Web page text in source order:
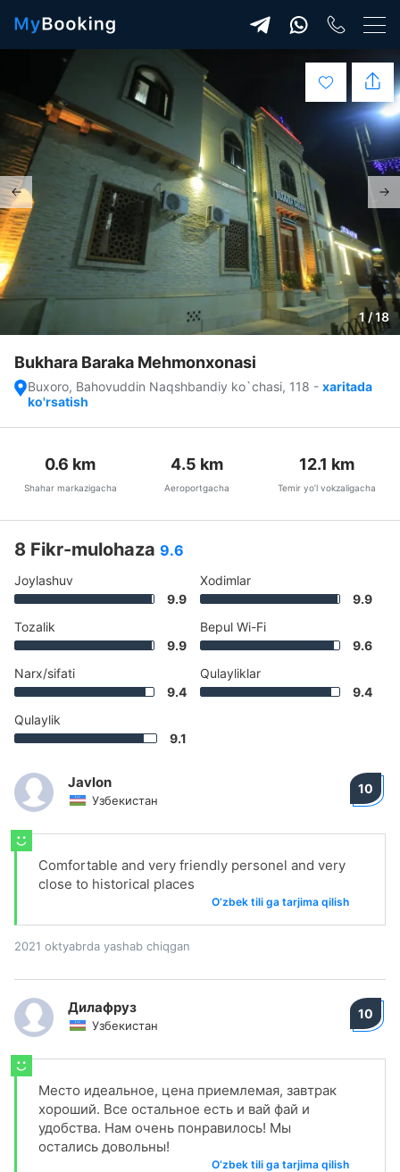
1 / 18
Bukhara Baraka Mehmonxonasi
Buxoro, Bahovuddin Naqshbandiy ko`chasi, 118 - xaritada
ko'rsatish
0.6 km
Shahar markazigacha
4.5 km
Aeroportgacha
12.1 km
Temir yo’l vokzaligacha
8 Fikr-mulohaza 9.6
Joylashuv
9.9
Tozalik
9.9
Narx/sifati
9.4
Qulaylik
9.1
Xodimlar
9.9
Bepul Wi-Fi
9.6
Qulayliklar
9.4
Javlon
Узбекистан
10
Comfortable and very friendly personel and very
close to historical places
O‘zbek tili ga tarjima qilish
2021 oktyabrda yashab chiqgan
Дилафруз
Узбекистан
10
Место идеальное, цена приемлемая, завтрак
хороший. Все остальное есть и вай фай и
удобства. Нам очень понравилось! Мы
остались довольны!
O‘zbek tili ga tarjima qilish